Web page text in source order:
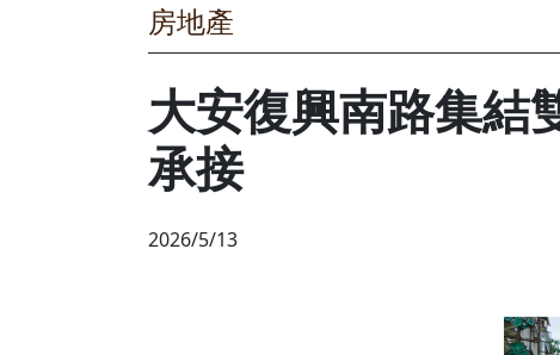
房地產
大安復興南路集結
承接
2026/5/13